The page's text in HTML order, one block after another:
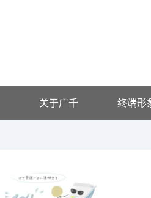
关于广千 终端形